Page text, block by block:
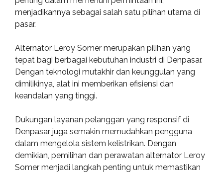
menjadikannya sebagai salah satu pilihan utama di
pasar.
Alternator Leroy Somer merupakan pilihan yang
tepat bagi berbagai kebutuhan industri di Denpasar.
Dengan teknologi mutakhir dan keunggulan yang
dimilikinya, alat ini memberikan efisiensi dan
keandalan yang tinggi.
Dukungan layanan pelanggan yang responsif di
Denpasar juga semakin memudahkan pengguna
dalam mengelola sistem kelistrikan. Dengan
demikian, pemilihan dan perawatan alternator Leroy
Somer menjadi langkah penting untuk memastikan